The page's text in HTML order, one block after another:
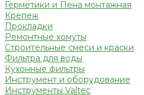
Герметики и Пена монтажная
Крепеж
Прокладки
Ремонтные хомуты
Строительные смеси и краски
Фильтра для воды
Кухонные фильтры
Инструмент и оборудование
Инструменты Valtec